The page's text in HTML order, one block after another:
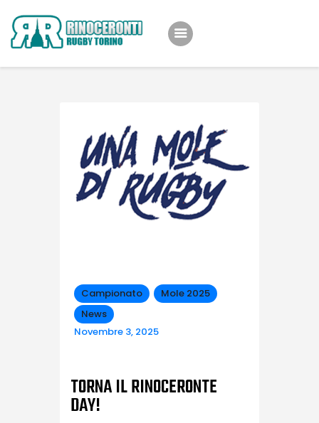
Eventi
Shop
Iniziative
Campionato
Mole 2025
News
Novembre 3, 2025
TORNA IL RINOCERONTE
DAY!